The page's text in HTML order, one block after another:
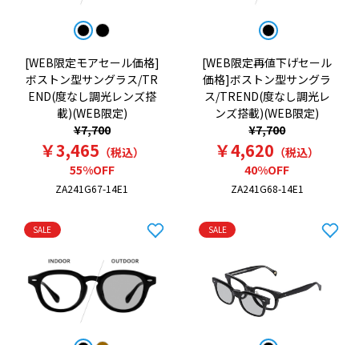
[WEB限定モアセール価格]
ボストン型サングラス/TR
END(度なし調光レンズ搭
載)(WEB限定)
¥7,700
￥3,465 （税込）
55%OFF
ZA241G67-14E1
[WEB限定再値下げセール
価格]ボストン型サングラ
ス/TREND(度なし調光レ
ンズ搭載)(WEB限定)
¥7,700
￥4,620 （税込）
40%OFF
ZA241G68-14E1
SALE SALE